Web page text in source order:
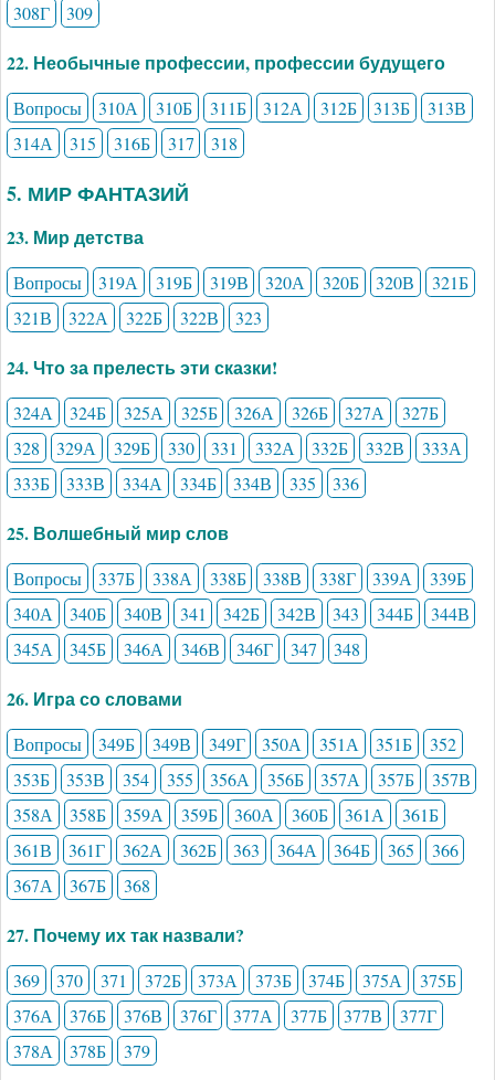
308Г
309
22. Необычные профессии, профессии будущего
Вопросы 310А 310Б 311Б 312А 312Б 313Б
313В
314А
315 316Б 317 318
5. МИР ФАНТАЗИЙ
23. Мир детства
Вопросы 319А 319Б 319В 320А 320Б 320В
321Б
321В
322А 322Б 322В 323
24. Что за прелесть эти сказки!
324А 324Б 325А 325Б 326А 326Б 327А
327Б
328
329А 329Б 330 331 332А 332Б 332В
333А
333Б
333В 334А 334Б 334В 335 336
25. Волшебный мир слов
Вопросы 337Б 338А 338Б 338В 338Г 339А
339Б
340А
340Б 340В 341 342Б 342В 343 344Б
344В
345А
345Б 346А 346В 346Г 347 348
26. Игра со словами
Вопросы 349Б 349В 349Г 350А 351А 351Б
352
353Б
353В 354 355 356А 356Б 357А 357Б
357В
358А
358Б 359А 359Б 360А 360Б 361А
361Б
361В
361Г 362А 362Б 363 364А 364Б 365
366
367А
367Б 368
27. Почему их так назвали?
369 370 371 372Б 373А 373Б 374Б 375А
375Б
376А
376Б 376В 376Г 377А 377Б 377В
377Г
378А
378Б 379